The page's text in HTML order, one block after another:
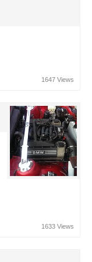
1647 Views
1633 Views